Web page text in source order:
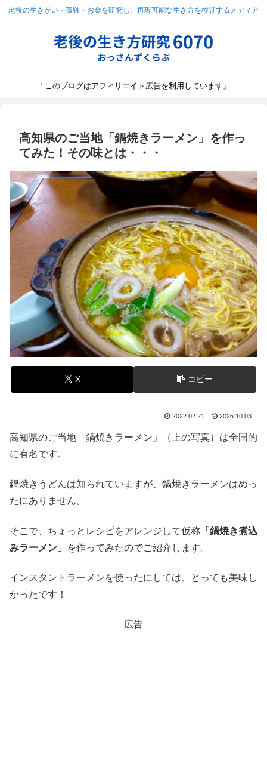
老後の生きがい・孤独・お金を研究し、再現可能な生き方を検証するメディア
「このブログはアフィリエイト広告を利用しています」
高知県のご当地「鍋焼きラーメン」を作っ
てみた！その味とは・・・
X コピー
2022.02.21 2025.10.03
高知県のご当地「鍋焼きラーメン」（上の写真）は全国的
に有名です。
鍋焼きうどんは知られていますが、鍋焼きラーメンはめっ
たにありません。
そこで、ちょっとレシピをアレンジして仮称 「鍋焼き煮込
みラーメン」
を作ってみたのでご紹介します。
インスタントラーメンを使ったにしては、とっても美味し
かったです！
広告